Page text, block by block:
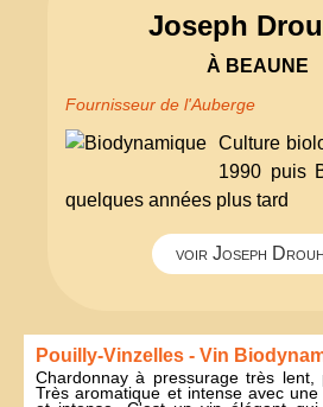
Joseph
À BEAUNE
Fournisseur de l'Auberge
Culture
1990 puis
quelques années plus tard
voir Joseph
Pouilly-Vinzelles - Vin
Chardonnay à pressurage très lent,
Très aromatique et intense avec